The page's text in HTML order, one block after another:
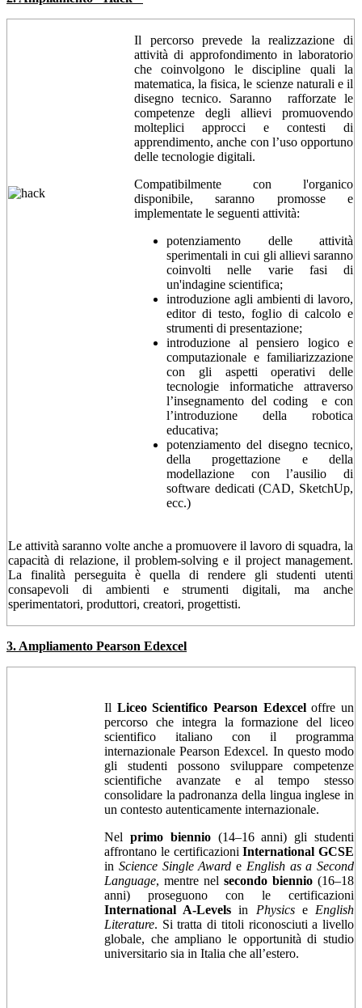
Il percorso prevede la realizzazione di
attività di approfondimento in laboratorio
che coinvolgono le discipline quali la
matematica, la fisica, le scienze naturali e il
disegno tecnico. Saranno rafforzate le
competenze degli allievi promuovendo
molteplici approcci e contesti di
apprendimento, anche con l’uso opportuno
delle tecnologie digitali.
Compatibilmente con l'organico
disponibile, saranno promosse e
implementate le seguenti attività:
potenziamento delle attività
sperimentali in cui gli allievi saranno
coinvolti nelle varie fasi di
un'indagine scientifica;
introduzione agli ambienti di lavoro,
editor di testo, foglio di calcolo e
strumenti di presentazione;
introduzione al pensiero logico e
computazionale e familiarizzazione
con gli aspetti operativi delle
tecnologie informatiche attraverso
l’insegnamento del coding e con
l’introduzione della robotica
educativa;
potenziamento del disegno tecnico,
della progettazione e della
modellazione con l’ausilio di
software dedicati (CAD, SketchUp,
ecc.)
Le attività saranno volte anche a promuovere il lavoro di squadra, la
capacità di relazione, il problem-solving e il project management.
La finalità perseguita è quella di rendere gli studenti utenti
consapevoli di ambienti e strumenti digitali, ma anche
sperimentatori, produttori, creatori, progettisti.
3. Ampliamento Pearson Edexcel
Il Liceo Scientifico Pearson Edexceloffre un
percorso che integra la formazione del liceo
scientifico italiano con il programma
internazionale Pearson Edexcel. In questo modo
gli studenti possono sviluppare competenze
scientifiche avanzate e al tempo stesso
consolidare la padronanza della lingua inglese in
un contesto autenticamente internazionale.
Nel primo biennio(14–16 anni) gli studenti
affrontano le certificazioniInternational GCSE
in Science Single Award e English as a Second
Language, mentre nel secondo biennio (16–18
anni) proseguono con le certificazioni
International A-Levels in Physicse English
Literature. Si tratta di titoli riconosciuti a livello
globale, che ampliano le opportunità di studio
universitario sia in Italia che all’estero.